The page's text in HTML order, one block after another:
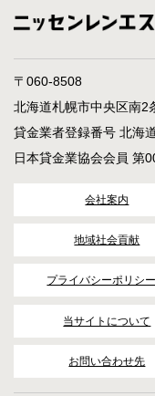
〒060-8508
北海道札幌市中央区南2
貸金業者登録番号 北海
日本貸金業協会会員 第
会社案内
地域社会貢献
プライバシーポリシ
当サイトについて
お問い合わせ先